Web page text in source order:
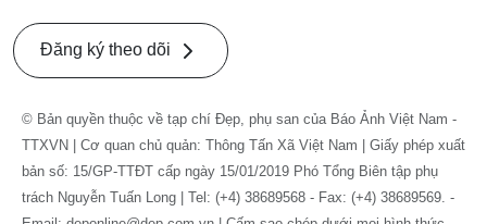
Đăng ký theo dõi
© Bản quyền thuộc về tạp chí Đẹp, phụ san của Báo Ảnh Việt Nam -
TTXVN | Cơ quan chủ quản: Thông Tấn Xã Việt Nam | Giấy phép xuất
bản số: 15/GP-TTĐT cấp ngày 15/01/2019 Phó Tổng Biên tập phụ
trách Nguyễn Tuấn Long | Tel: (+4) 38689568 - Fax: (+4) 38689569. -